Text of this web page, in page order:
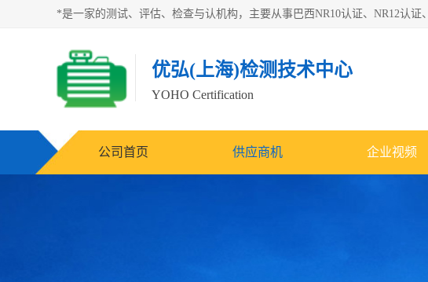
优弘(上海)检测技术中心
YOHO Certification
公司首页 供应商机 企业视频